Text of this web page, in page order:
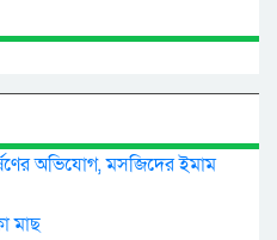
অভিযোগ, মসজিদের ইমাম
মাছ